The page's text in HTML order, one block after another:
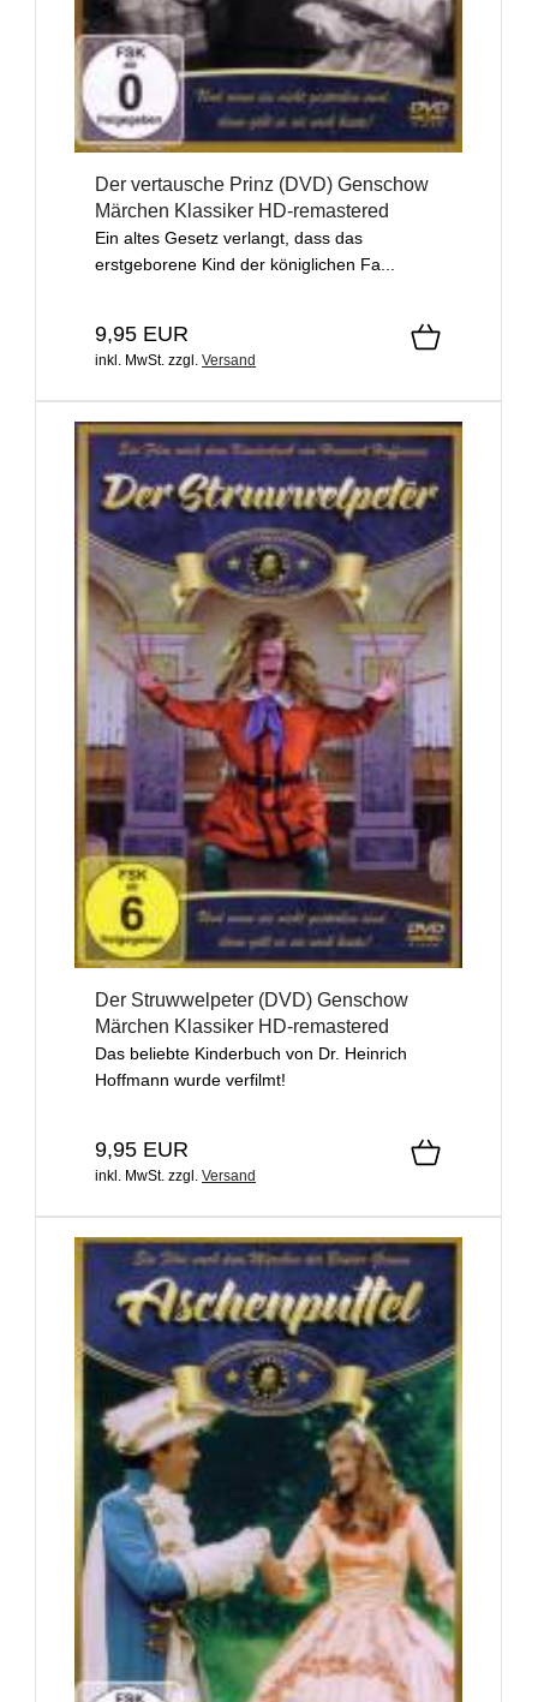
Der vertausche Prinz (DVD) Genschow
Märchen Klassiker HD-remastered
Ein altes Gesetz verlangt, dass das
erstgeborene Kind der königlichen Fa...
9,95 EUR
inkl. MwSt. zzgl. Versand
Der Struwwelpeter (DVD) Genschow
Märchen Klassiker HD-remastered
Das beliebte Kinderbuch von Dr. Heinrich
Hoffmann wurde verfilmt!
9,95 EUR
inkl. MwSt. zzgl. Versand